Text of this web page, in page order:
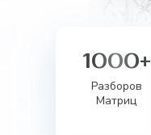
1000+
Разборов
Матриц